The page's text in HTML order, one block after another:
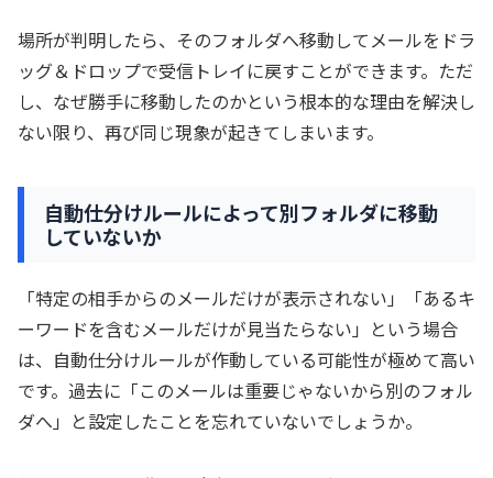
場所が判明したら、そのフォルダへ移動してメールをドラ
ッグ＆ドロップで受信トレイに戻すことができます。ただ
し、なぜ勝手に移動したのかという根本的な理由を解決し
ない限り、再び同じ現象が起きてしまいます。
自動仕分けルールによって別フォルダに移動
していないか
「特定の相手からのメールだけが表示されない」「あるキ
ーワードを含むメールだけが見当たらない」という場合
は、自動仕分けルールが作動している可能性が極めて高い
です。過去に「このメールは重要じゃないから別のフォル
ダへ」と設定したことを忘れていないでしょうか。